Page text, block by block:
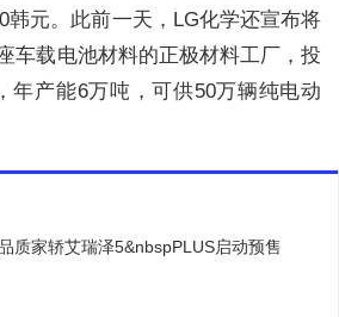
韩元。此前一天，LG化学还宣布将
车载电池材料的正极材料工厂，投
年产能6万吨，可供50万辆纯电动